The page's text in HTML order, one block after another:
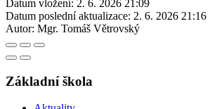
Datum vložení: 2. 6. 2026 21:09
Datum poslední aktualizace: 2. 6. 2026 21:16
Autor: Mgr. Tomáš Větrovský
Základní škola